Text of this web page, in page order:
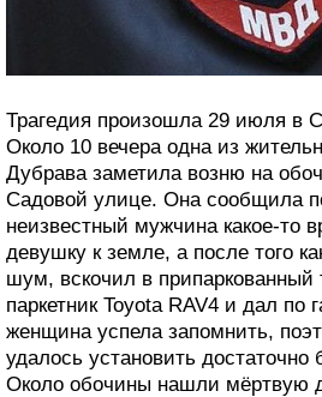
Трагедия произошла 29 июля в
Около 10 вечера одна из
Дубрава заметила возню на
Садовой улице. Она сообщила
неизвестный мужчина какое-то
девушку к земле, а после того
шум, вскочил в припаркованный
паркетник Toyota RAV4 и дал
женщина успела запомнить,
удалось установить достаточно
Около обочины нашли мёртвую